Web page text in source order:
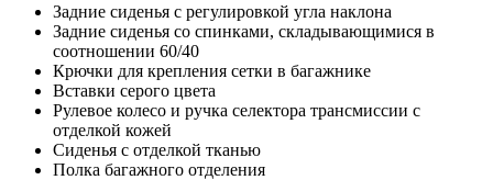
Задние сиденья с регулировкой угла наклона
Задние сиденья со спинками, складывающимися в
соотношении 60/40
Крючки для крепления сетки в багажнике
Вставки серого цвета
Рулевое колесо и ручка селектора трансмиссии с
отделкой кожей
Сиденья с отделкой тканью
Полка багажного отделения